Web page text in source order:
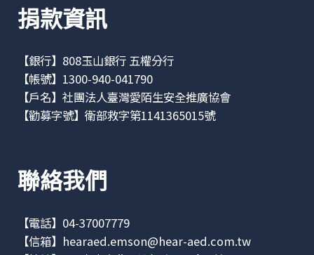
捐款資訊
【銀行】808玉山銀行 五權分行
【帳號】1300-940-041790
【戶名】社團法人臺灣愛陌生安全推廣協會
【勸募字號】衛部救字第1141365015號
聯絡我們
【電話】04-37007779
【信箱】 hearaed.emson@hear-aed.com.tw